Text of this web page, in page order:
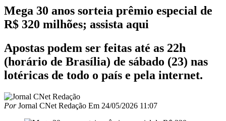
Mega 30 anos sorteia prêmio especial de
R$ 320 milhões; assista aqui
Apostas podem ser feitas até as 22h
(horário de Brasília) de sábado (23) nas
lotéricas de todo o país e pela internet.
PorJornal CNet Redação Em 24/05/2026 11:07